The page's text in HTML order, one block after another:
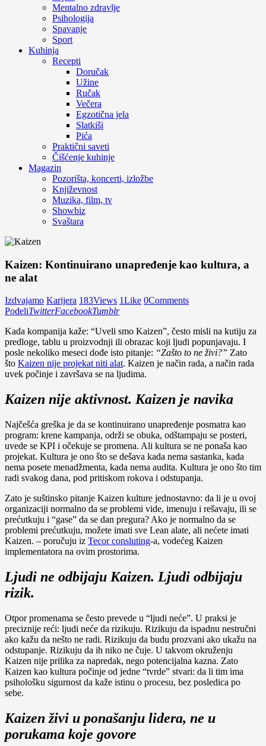
Mentalno zdravlje
Psihologija
Spavanje
Sport
Kuhinja
Recepti
Doručak
Užine
Ručak
Večera
Egzotična jela
Slatkiši
Pića
Praktični saveti
Čišćenje kuhinje
Magazin
Pozorišta, koncerti, izložbe
Književnost
Muzika, film, tv
Showbiz
Svaštara
Kaizen: Kontinuirano unapređenje kao kultura, a
ne alat
Izdvajamo Karijera 183Views 1Like 0Comments
PodeliTwitterFacebookTumblr
Kada kompanija kaže: “Uveli smo Kaizen”, često misli na kutiju za
predloge, tablu u proizvodnji ili obrazac koji ljudi popunjavaju. I
posle nekoliko meseci dođe isto pitanje: “Zašto to ne živi?” Zato
što Kaizen nije projekat niti alat. Kaizen je način rada, a način rada
uvek počinje i završava se na ljudima.
Kaizen nije aktivnost. Kaizen je navika
Najčešća greška je da se kontinuirano unapređenje posmatra kao
program: krene kampanja, održi se obuka, odštampaju se posteri,
uvede se KPI i očekuje se promena. Ali kultura se ne ponaša kao
projekat. Kultura je ono što se dešava kada nema sastanka, kada
nema posete menadžmenta, kada nema audita. Kultura je ono što tim
radi svakog dana, pod pritiskom rokova i odstupanja.
Zato je suštinsko pitanje Kaizen kulture jednostavno: da li je u ovoj
organizaciji normalno da se problemi vide, imenuju i rešavaju, ili se
prećutkuju i “gase” da se dan pregura? Ako je normalno da se
problemi prećutkuju, možete imati sve Lean alate, ali nećete imati
Kaizen. – poručuju iz Tecor consluting-a, vodećeg Kaizen
implementatora na ovim prostorima.
Ljudi ne odbijaju Kaizen. Ljudi odbijaju
rizik.
Otpor promenama se često prevede u “ljudi neće”. U praksi je
preciznije reći: ljudi neće da rizikuju. Rizikuju da ispadnu nestručni
ako kažu da nešto ne radi. Rizikuju da budu prozvani ako ukažu na
odstupanje. Rizikuju da ih niko ne čuje. U takvom okruženju
Kaizen nije prilika za napredak, nego potencijalna kazna. Zato
Kaizen kao kultura počinje od jedne “tvrde” stvari: da li tim ima
psihološku sigurnost da kaže istinu o procesu, bez posledica po
sebe.
Kaizen živi u ponašanju lidera, ne u
porukama koje govore